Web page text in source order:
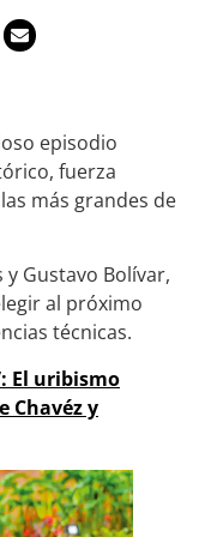
episodio
fuerza
más grandes de
Gustavo Bolívar,
al próximo
técnicas.
El uribismo
Chavéz y